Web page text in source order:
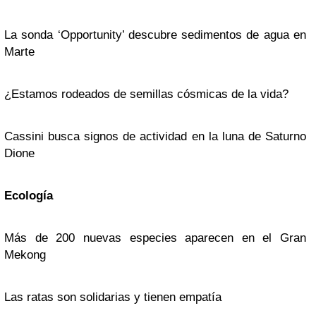
La sonda ‘Opportunity’ descubre sedimentos de agua en
Marte
¿Estamos rodeados de semillas cósmicas de la vida?
Cassini busca signos de actividad en la luna de Saturno
Dione
Ecología
Más de 200 nuevas especies aparecen en el Gran
Mekong
Las ratas son solidarias y tienen empatía